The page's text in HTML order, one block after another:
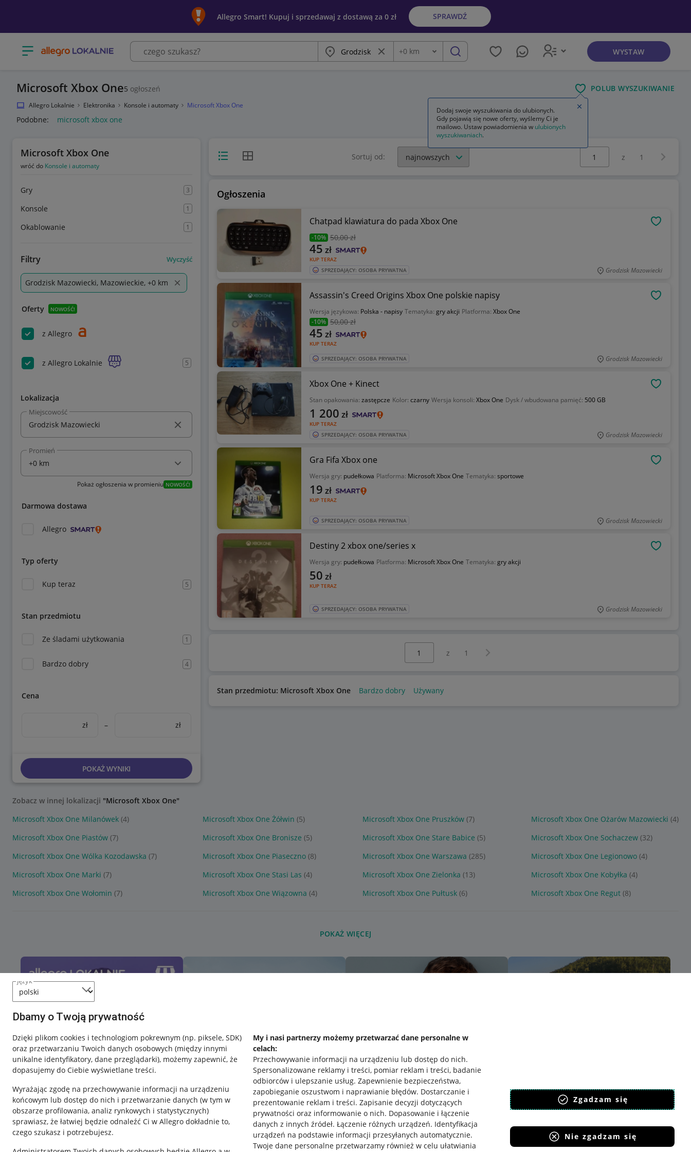
język
Dbamy o Twoją prywatność
Dzięki plikom cookies i technologiom pokrewnym (np. piksele, SDK)
oraz przetwarzaniu Twoich danych osobowych (między innymi
unikalne identyfikatory, dane przeglądarki), możemy zapewnić, że
dopasujemy do Ciebie wyświetlane treści.
Wyrażając zgodę na przechowywanie informacji na urządzeniu
końcowym lub dostęp do nich i przetwarzanie danych (w tym w
obszarze profilowania, analiz rynkowych i statystycznych)
sprawiasz, że łatwiej będzie odnaleźć Ci w Allegro dokładnie to,
czego szukasz i potrzebujesz.
My i nasi partnerzy możemy przetwarzać dane personalne w
celach:
Przechowywanie informacji na urządzeniu lub dostęp do nich.
Spersonalizowane reklamy i treści, pomiar reklam i treści, badanie
odbiorców i ulepszanie usług. Zapewnienie bezpieczeństwa,
zapobieganie oszustwom i naprawianie błędów. Dostarczanie i
prezentowanie reklam i treści. Zapisanie decyzji dotyczących
prywatności oraz informowanie o nich. Dopasowanie i łączenie
danych z innych źródeł. Łączenie różnych urządzeń. Identyfikacja
urządzeń na podstawie informacji przesyłanych automatycznie.
Twoje dane personalne przetwarzamy również w celu ułatwiania
Zgadzam się
Nie zgadzam się
Allegro Smart! Kupuj i sprzedawaj z dostawą za 0 zł SPRAWDŹ
Otwórz menu z kategoriami Miasto Wyczyść frazę
Odległość
+0 km szukaj WYSTAW
Microsoft Xbox One5 ogłoszeń POLUB WYSZUKIWANIE
Allegro Lokalnie Elektronika Konsole i automaty Microsoft Xbox One
Podobne: microsoft xbox one
Microsoft Xbox One
wróć do Konsole i automaty
Gry 3
Konsole 1
Okablowanie 1
Filtry Wyczyść
Grodzisk Mazowiecki, Mazowieckie, +0 km
Oferty NOWOŚĆ!
z Allegro
z Allegro Lokalnie 5
Lokalizacja
Miejscowość
Promień
Pokaż ogłoszenia w promieniu NOWOŚĆ!
Darmowa dostawa
Allegro
Typ oferty
Kup teraz 5
Stan przedmiotu
Ze śladami użytkowania 1
Bardzo dobry 4
Cena
zł – zł
POKAŻ WYNIKI
Widok listyWidok siatki Sortuj od:
Wybierz stronę:
z 1
Ogłoszenia
Chatpad klawiatura do pada Xbox One
-10% 50,00 zł
KUP TERAZ
45 zł
SPRZEDAJĄCY: OSOBA PRYWATNA Grodzisk Mazowiecki
Assassin's Creed Origins Xbox One polskie napisy
Wersja językowa: Polska - napisy Tematyka: gry akcji Platforma: Xbox One
-10% 50,00 zł
KUP TERAZ
45 zł
SPRZEDAJĄCY: OSOBA PRYWATNA Grodzisk Mazowiecki
Xbox One + Kinect
Stan opakowania: zastępcze Kolor: czarny Wersja konsoli: Xbox One Dysk / wbudowana pamięć: 500 GB
KUP TERAZ
1 200 zł
SPRZEDAJĄCY: OSOBA PRYWATNA Grodzisk Mazowiecki
Gra Fifa Xbox one
Wersja gry: pudełkowa Platforma: Microsoft Xbox One Tematyka: sportowe
KUP TERAZ
19 zł
SPRZEDAJĄCY: OSOBA PRYWATNA Grodzisk Mazowiecki
Destiny 2 xbox one/series x
Wersja gry: pudełkowa Platforma: Microsoft Xbox One Tematyka: gry akcji
KUP TERAZ
50 zł
SPRZEDAJĄCY: OSOBA PRYWATNA Grodzisk Mazowiecki
z 1 Następna strona
Stan przedmiotu: Microsoft Xbox One Bardzo dobry Używany
Zobacz w innej lokalizacji "Microsoft Xbox One"
Microsoft Xbox One Milanówek (4) Microsoft Xbox One Żółwin (5) Microsoft Xbox One Pruszków (7) Microsoft Xbox One Ożarów Mazowiecki (4)
Microsoft Xbox One Piastów (7) Microsoft Xbox One Bronisze (5) Microsoft Xbox One Stare Babice (5) Microsoft Xbox One Sochaczew (32)
Microsoft Xbox One Wólka Kozodawska (7) Microsoft Xbox One Piaseczno (8) Microsoft Xbox One Warszawa (285) Microsoft Xbox One Legionowo (4)
Microsoft Xbox One Marki (7) Microsoft Xbox One Stasi Las (4) Microsoft Xbox One Zielonka (13) Microsoft Xbox One Kobyłka (4)
Microsoft Xbox One Wołomin (7) Microsoft Xbox One Wiązowna (4) Microsoft Xbox One Pułtusk (6) Microsoft Xbox One Regut (8)
POKAŻ WIĘCEJ
Przydatne informacje Pobierz aplikację
Dodaj swoje wyszukiwania do ulubionych.
Gdy pojawią się nowe oferty, wyślemy Ci je
mailowo. Ustaw powiadomienia w ulubionych
wyszukiwaniach.
Zamknij wskazówkę